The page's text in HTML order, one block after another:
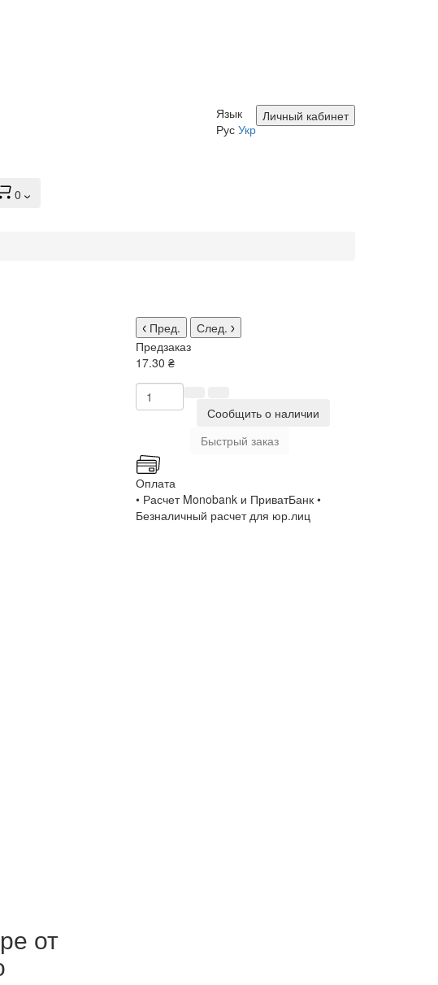
Личный кабинет
Язык
Рус Укр
0
от
Пред.
След.
Предзаказ
17.30 ₴
Сообщить о наличии
Быстрый заказ
Оплата
• Расчет Monobank и ПриватБанк •
Безналичный расчет для юр.лиц